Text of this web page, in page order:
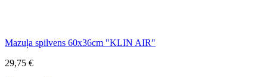
Mazuļa spilvens 60x36cm "KLIN AIR"
29,75 €